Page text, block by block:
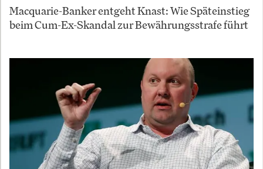
Macquarie-Banker entgeht Knast: Wie Späteinstieg
beim Cum-Ex-Skandal zur Bewährungsstrafe führt